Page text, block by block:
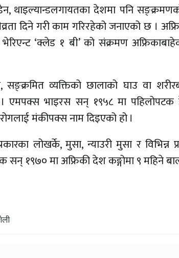
थाइल्यान्डलगायतका देशमा पनि
दिने गरी काम गरिरहेको जनाएको छ ।
‘क्लेड १ बी’ को संक्रमण
सङ्क्रमित व्यक्तिको छालाको घाउ वा
भाइरस सन् १९५८ मा पहिलोपटक
मंकीपक्स नाम दिइएको हो ।
लोखर्के, मुसा, न्याउरी मुसा र
सन् १९७० मा अफ्रिकी देश कङ्गोमा ९ महिने